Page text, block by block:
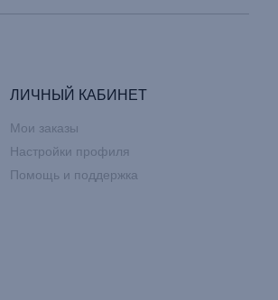
ЛИЧНЫЙ КАБИНЕТ
Мои заказы
Настройки профиля
Помощь и поддержка